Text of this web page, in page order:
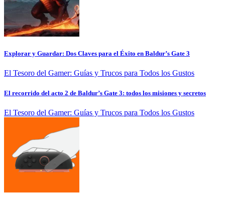
Explorar y Guardar: Dos Claves para el Éxito en Baldur’s Gate 3
El Tesoro del Gamer: Guías y Trucos para Todos los Gustos
El recorrido del acto 2 de Baldur’s Gate 3: todos los misiones y secretos
El Tesoro del Gamer: Guías y Trucos para Todos los Gustos